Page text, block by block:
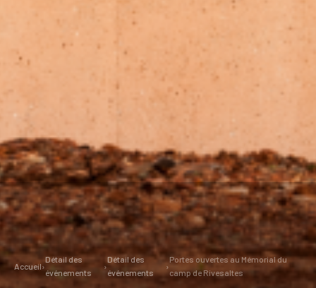
Accueil›
Détail des
événements
›
Détail des
événements
›
Portes ouvertes au Mémorial du
camp de Rivesaltes